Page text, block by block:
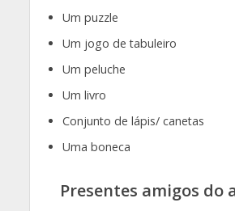
Um puzzle
Um jogo de tabuleiro
Um peluche
Um livro
Conjunto de lápis/ canetas
Uma boneca
Presentes amigos do